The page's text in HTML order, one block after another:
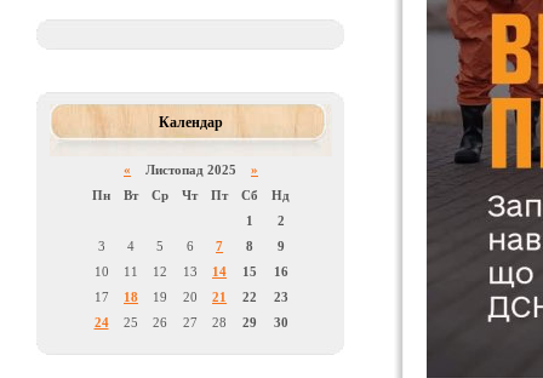
Календар
« Листопад 2025 »
Пн
Вт Ср Чт Пт Сб
Нд
1
2
3
4 5 6 7 8
9
10
11 12 13 14 15
16
17
18 19 20 21 22
23
24
25 26 27 28 29 30